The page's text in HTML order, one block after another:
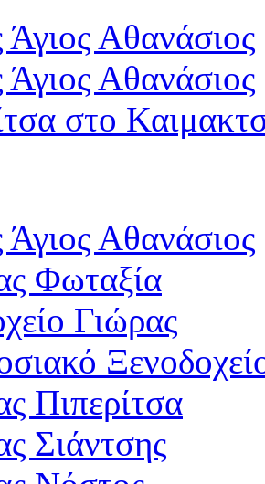
Άγιος Αθανάσιος
Άγιος Αθανάσιος
στο
Άγιος Αθανάσιος
Φωταξία
Γιώρας
Πιπερίτσα
Σιάντσης